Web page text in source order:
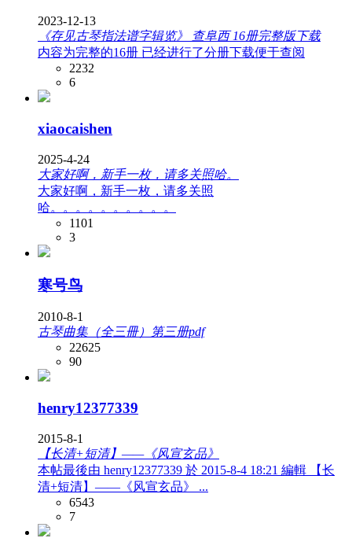
2023-12-13
《存见古琴指法谱字辑览》 查阜西 16册完整版下载
内容为完整的16册 已经进行了分册下载便于查阅
2232
6
xiaocaishen
2025-4-24
大家好啊，新手一枚，请多关照哈。
大家好啊，新手一枚，请多关照
哈。。。。。。。。。。
1101
3
寒号鸟
2010-8-1
古琴曲集（全三冊）第三册pdf
22625
90
henry12377339
2015-8-1
【长清+短清】——《风宣玄品》
本帖最後由 henry12377339 於 2015-8-4 18:21 編輯 【长
清+短清】——《风宣玄品》 ...
6543
7